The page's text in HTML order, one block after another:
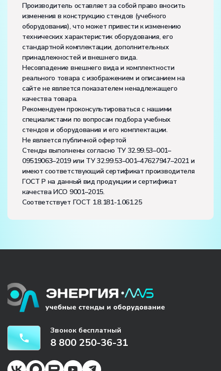
Производитель оставляет за собой право вносить
изменения в конструкцию стендов (учебного
оборудования), что может привести к изменению
технических характеристик оборудования, его
стандартной комплектации, дополнительных
принадлежностей и внешнего вида.
Несовпадение внешнего вида и комплектности
реального товара с изображением и описанием на
сайте не является показателем ненадлежащего
качества товара.
Рекомендуем проконсультироваться с нашими
специалистами по вопросам подбора учебных
стендов и оборудования и его комплектации.
Не является публичной офертой
Стенды выполнены согласно ТУ 32.99.53–001–
09519063–2019 или ТУ 32.99.53–001–47627947–2021 и
имеют соответствующий сертификат производителя
ГОСТ Р на данный вид продукции и сертификат
качества ИСО 9001–2015.
Соответствует ГОСТ 1.8.181-1.061.25
Звонок бесплатный
8 800 250-36-31